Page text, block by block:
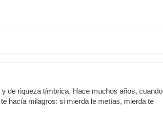
de riqueza tímbrica. Hace muchos años, cuando
hacía milagros: si mierda le metías, mierda te